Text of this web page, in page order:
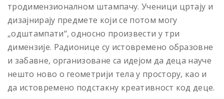
тродимензионалном штампачу. Ученици цртају и
дизајнирају предмете који се потом могу
„одштампати“, односно произвести у три
димензије. Радионице су истовремено образовне
и забавне, организоване са идејом да деца науче
нешто ново о геометрији тела у простору, као и
да истовремено подстакну креативност код деце.